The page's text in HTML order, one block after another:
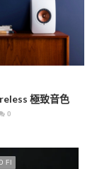
極致音色
0
FI